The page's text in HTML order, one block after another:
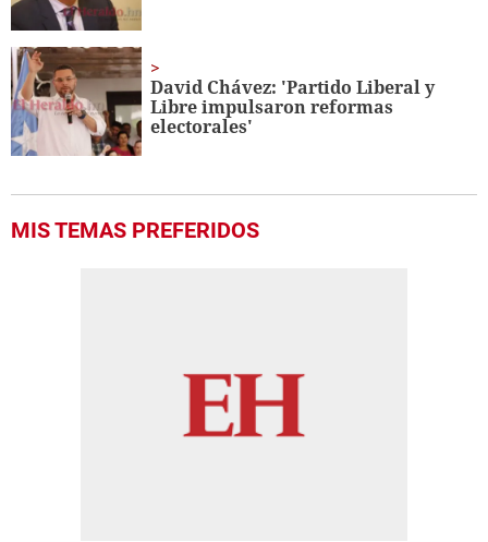
David Chávez: 'Partido Liberal y
Libre impulsaron reformas
electorales'
MIS TEMAS PREFERIDOS